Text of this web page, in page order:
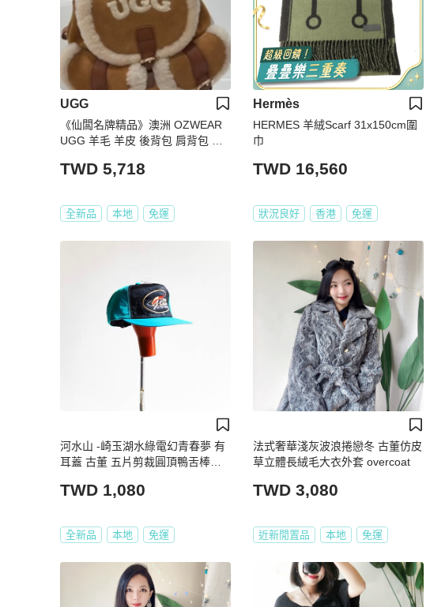
UGG
《仙闆名牌精品》澳洲 OZWEAR
UGG 羊毛 羊皮 後背包 肩背包 手
TWD 5,718
全新品 本地 免運
Hermès
HERMES 羊絨Scarf 31x150cm圍
巾
TWD 16,560
狀況良好 香港 免運
河水山 -崎玉湖水綠電幻青春夢 有
耳蓋 古董 五片剪裁圓頂鴨舌棒球
TWD 1,080
全新品 本地 免運
法式奢華淺灰波浪捲戀冬 古董仿皮
草立體長絨毛大衣外套 overcoat
TWD 3,080
近新閒置品 本地 免運